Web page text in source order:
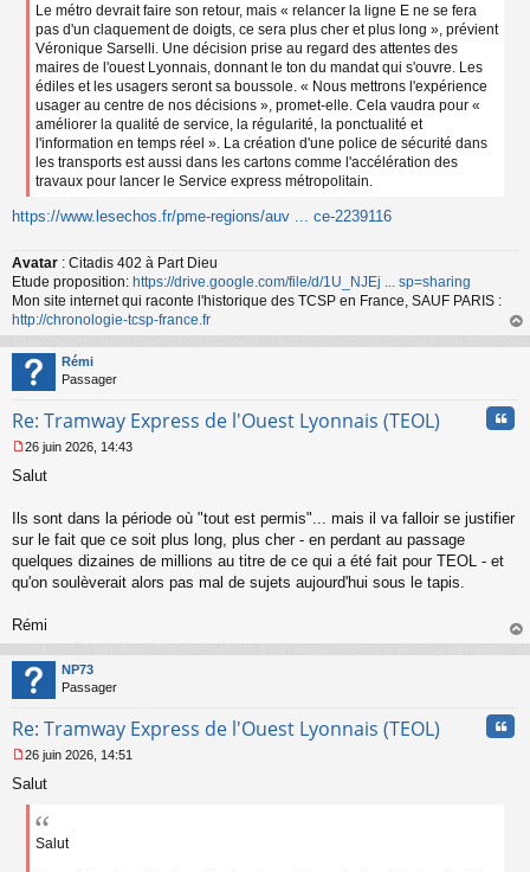
Le métro devrait faire son retour, mais « relancer la ligne E ne se fera
pas d'un claquement de doigts, ce sera plus cher et plus long », prévient
Véronique Sarselli. Une décision prise au regard des attentes des
maires de l'ouest Lyonnais, donnant le ton du mandat qui s'ouvre. Les
édiles et les usagers seront sa boussole. « Nous mettrons l'expérience
usager au centre de nos décisions », promet-elle. Cela vaudra pour «
améliorer la qualité de service, la régularité, la ponctualité et
l'information en temps réel ». La création d'une police de sécurité dans
les transports est aussi dans les cartons comme l'accélération des
travaux pour lancer le Service express métropolitain.
https://www.lesechos.fr/pme-regions/auv ... ce-2239116
Avatar : Citadis 402 à Part Dieu
Etude proposition: https://drive.google.com/file/d/1U_NJEj ... sp=sharing
Mon site internet qui raconte l'historique des TCSP en France, SAUF PARIS :
http://chronologie-tcsp-france.fr
au
Rémi
Passager
Re: Tramway Express de l'Ouest Lyonnais (TEOL)
e
s
g
e
n
n
u
26 juin 2026, 14:43
Salut
Ils sont dans la période où "tout est permis"... mais il va falloir se justifier
sur le fait que ce soit plus long, plus cher - en perdant au passage
quelques dizaines de millions au titre de ce qui a été fait pour TEOL - et
qu'on soulèverait alors pas mal de sujets aujourd'hui sous le tapis.
Rémi
au
NP73
Passager
Re: Tramway Express de l'Ouest Lyonnais (TEOL)
e
s
26 juin 2026, 14:51
Salut
Salut